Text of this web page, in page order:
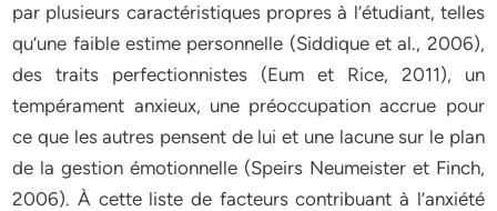
par plusieurs caractéristiques propres à l’étudiant, telles
qu’une faible estime personnelle (Siddique et al., 2006),
des traits perfectionnistes (Eum et Rice, 2011), un
tempérament anxieux, une préoccupation accrue pour
ce que les autres pensent de lui et une lacune sur le plan
de la gestion émotionnelle (Speirs Neumeister et Finch,
2006). À cette liste de facteurs contribuant à l’anxiété